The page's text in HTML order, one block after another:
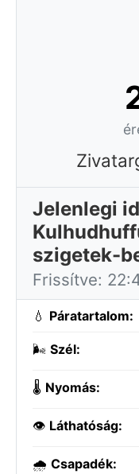
Jelenlegi
szigetek-
Frissítve:
💧 Páratartalom:
🌬️ Szél:
🌡️ Nyomás:
👁️ Láthatóság:
🌧️ Csapadék: